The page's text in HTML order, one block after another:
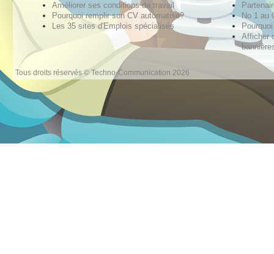
Améliorer ses conditions de travail
Pourquoi remplir son CV automatisé?
Les 35 sites d'Emplois spécialisés
No 1 au
Afficher
Tous droits réservés © Techno-Communication 2026